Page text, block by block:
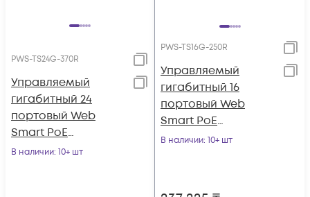
PWS-TS24G-370R
Управляемый
гигабитный 24
портовый Web
Smart PoE
коммутатор
В наличии: 10+ шт
PWS-TS16G-250R
Управляемый
гигабитный 16
портовый Web
Smart PoE
коммутатор
В наличии: 10+ шт